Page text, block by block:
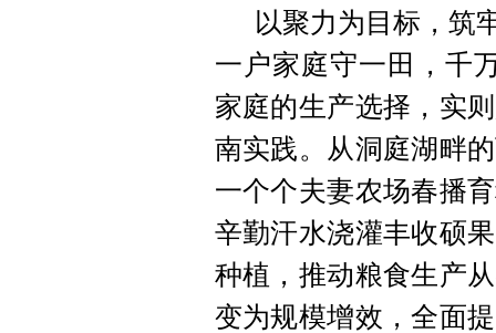
以聚力为目标，筑
一户家庭守一田，千
家庭的生产选择，实
南实践。从洞庭湖畔
一个个夫妻农场春播
辛勤汗水浇灌丰收硕
种植，推动粮食生产
变为规模增效，全面